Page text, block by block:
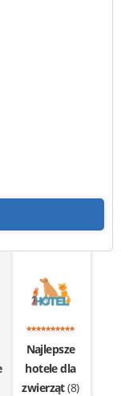
Najlepsze
hotele dla
zwierząt(8)